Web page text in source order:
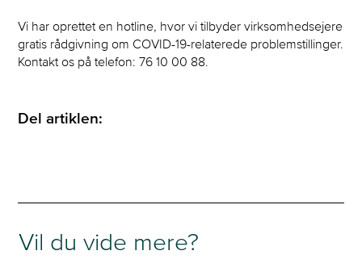
Vi har oprettet en hotline, hvor vi tilbyder virksomhedsejere
gratis rådgivning om COVID-19-relaterede problemstillinger.
Kontakt os på telefon: 76 10 00 88.
Del artiklen:
Vil du vide mere?